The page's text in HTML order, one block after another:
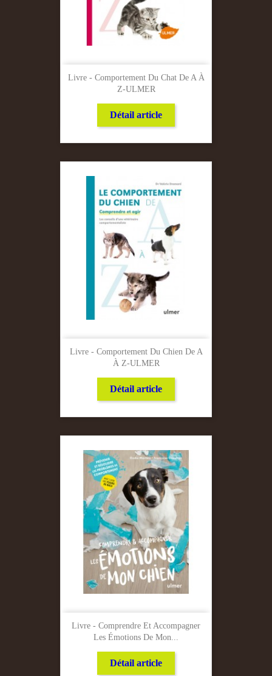
Livre - Comportement Du Chat De A À
Z-ULMER
Détail article
Livre - Comportement Du Chien De A
À Z-ULMER
Détail article
Livre - Comprendre Et Accompagner
Les Émotions De Mon...
Détail article